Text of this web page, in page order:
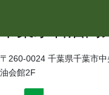
〒260-0024 千葉県千葉市
油会館2F